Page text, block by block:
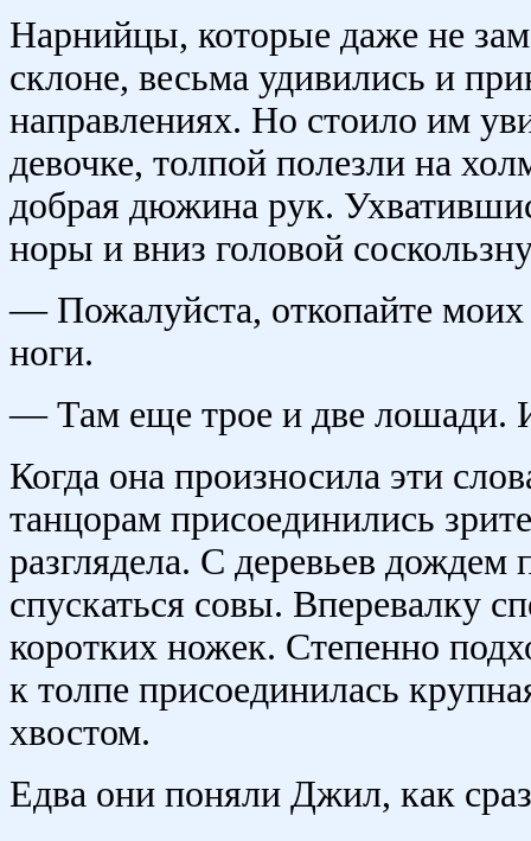
Нарнийцы, которые даже не
склоне, весьма удивились и
направлениях. Но стоило им
девочке, толпой полезли на
добрая дюжина рук.
норы и вниз головой
— Пожалуйста, откопайте
ноги.
— Там еще трое и две лошади.
Когда она произносила эти
танцорам присоединились
разглядела. С деревьев
спускаться совы. Вперевалку
коротких ножек. Степенно
к толпе присоединилась
хвостом.
Едва они поняли Джил, как